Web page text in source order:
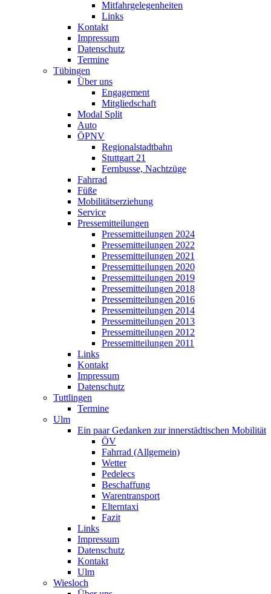
Mitfahrgelegenheiten
Links
Kontakt
Impressum
Datenschutz
Termine
Tübingen
Über uns
Engagement
Mitgliedschaft
Modal Split
Auto
ÖPNV
Regionalstadtbahn
Stuttgart 21
Fernbusse, Nachtzüge
Fahrrad
Füße
Mobilitätserziehung
Service
Pressemitteilungen
Pressemitteilungen 2024
Pressemitteilungen 2022
Pressemitteilungen 2021
Pressemitteilungen 2020
Pressemitteilungen 2019
Pressemitteilungen 2018
Pressemitteilungen 2016
Pressemitteilungen 2014
Pressemitteilungen 2013
Pressemitteilungen 2012
Pressemitteilungen 2011
Links
Kontakt
Impressum
Datenschutz
Tuttlingen
Termine
Ulm
Ein paar Gedanken zur innerstädtischen Mobilität
ÖV
Fahrrad (Allgemein)
Wetter
Pedelecs
Beschaffung
Warentransport
Elterntaxi
Fazit
Links
Impressum
Datenschutz
Kontakt
Ulm
Wiesloch